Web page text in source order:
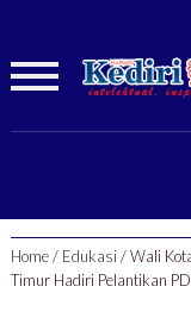
Home/ Edukasi /Wali
Timur Hadiri Pelantikan